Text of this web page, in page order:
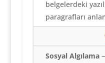
belgelerdeki
paragrafları
Sosyal Algılama